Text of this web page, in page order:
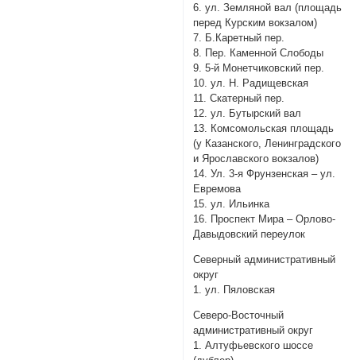
6. ул. Земляной вал (площадь
перед Курским вокзалом)
7. Б.Каретный пер.
8. Пер. Каменной Слободы
9. 5-й Монетчиковский пер.
10. ул. Н. Радищевская
11. Скатерный пер.
12. ул. Бутырский вал
13. Комсомольская площадь
(у Казанского, Ленинградского
и Ярославского вокзалов)
14. Ул. 3-я Фрунзенская – ул.
Евремова
15. ул. Ильинка
16. Проспект Мира – Орлово-
Давыдовский переулок
Северный административный
округ
1. ул. Пяловская
Северо-Восточный
административный округ
1. Алтуфьевского шоссе